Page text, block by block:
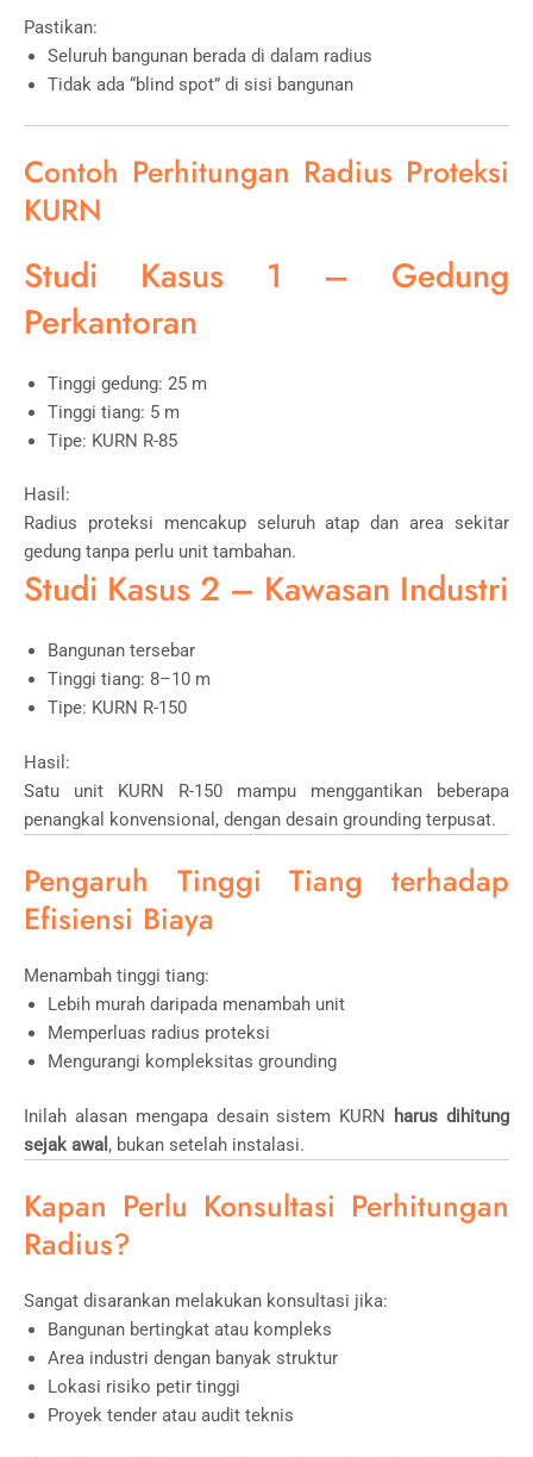
Pastikan:
Seluruh bangunan berada di dalam radius
Tidak ada “blind spot” di sisi bangunan
Contoh Perhitungan Radius Proteksi
KURN
Studi Kasus 1 – Gedung
Perkantoran
Tinggi gedung: 25 m
Tinggi tiang: 5 m
Tipe: KURN R-85
Hasil:
Radius proteksi mencakup seluruh atap dan area sekitar
gedung tanpa perlu unit tambahan.
Studi Kasus 2 – Kawasan Industri
Bangunan tersebar
Tinggi tiang: 8–10 m
Tipe: KURN R-150
Hasil:
Satu unit KURN R-150 mampu menggantikan beberapa
penangkal konvensional, dengan desain grounding terpusat.
Pengaruh Tinggi Tiang terhadap
Efisiensi Biaya
Menambah tinggi tiang:
Lebih murah daripada menambah unit
Memperluas radius proteksi
Mengurangi kompleksitas grounding
Inilah alasan mengapa desain sistem KURN
harus dihitung
sejak awal , bukan setelah instalasi.
Kapan Perlu Konsultasi Perhitungan
Radius?
Sangat disarankan melakukan konsultasi jika:
Bangunan bertingkat atau kompleks
Area industri dengan banyak struktur
Lokasi risiko petir tinggi
Proyek tender atau audit teknis